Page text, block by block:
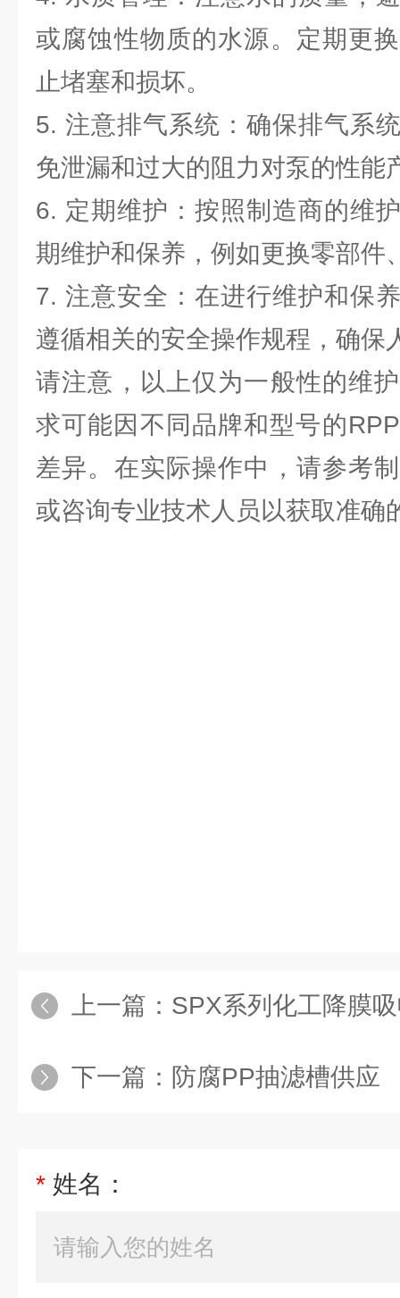
或腐蚀性物质的水源。定期更
止堵塞和损坏。
5. 注意排气系统：确保排气系
免泄漏和过大的阻力对泵的性能
6. 定期维护：按照制造商的维
期维护和保养，例如更换零部件
7. 注意安全：在进行维护和保
遵循相关的安全操作规程，确保
请注意，以上仅为一般性的维
求可能因不同品牌和型号的
差异。在实际操作中，请参考
或咨询专业技术人员以获取准确
上一篇： SPX系列化工降膜
下一篇： 防腐PP抽滤槽供应
* 姓名：